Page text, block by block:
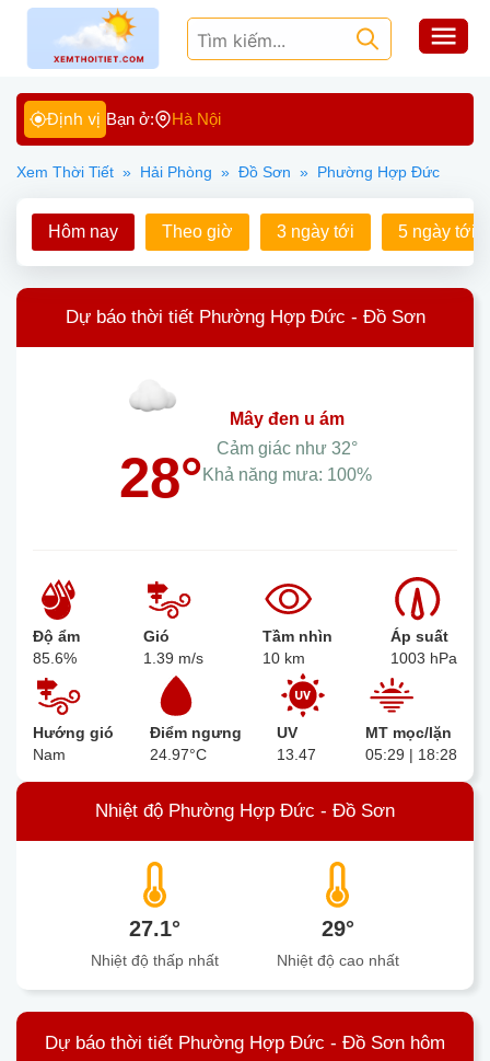
Định vị Bạn ở: Hà Nội
Xem Thời Tiết » Hải Phòng » Đồ Sơn » Phường Hợp Đức
Hôm nay Theo giờ 3 ngày tới 5 ngày tới
Dự báo thời tiết Phường Hợp Đức - Đồ Sơn
28°
mây đen u ám
Cảm giác như 32°
Khả năng mưa: 100%
Độ ẩm
85.6%
Gió
1.39 m/s
Tầm nhìn
10 km
Áp suất
1003 hPa
Hướng gió
Nam
Điểm ngưng
24.97°C
UV
13.47
MT mọc/lặn
05:29 | 18:28
Nhiệt độ Phường Hợp Đức - Đồ Sơn
27.1°
Nhiệt độ thấp nhất
29°
Nhiệt độ cao nhất
Dự báo thời tiết Phường Hợp Đức - Đồ Sơn hôm